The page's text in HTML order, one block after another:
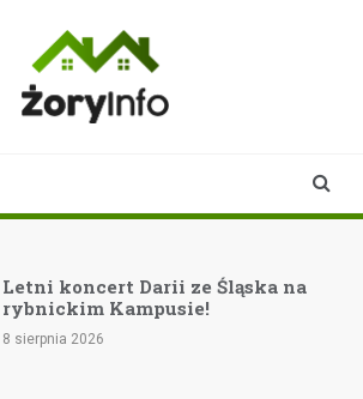
Letni koncert Darii ze Śląska na
rybnickim Kampusie!
8 sierpnia 2026